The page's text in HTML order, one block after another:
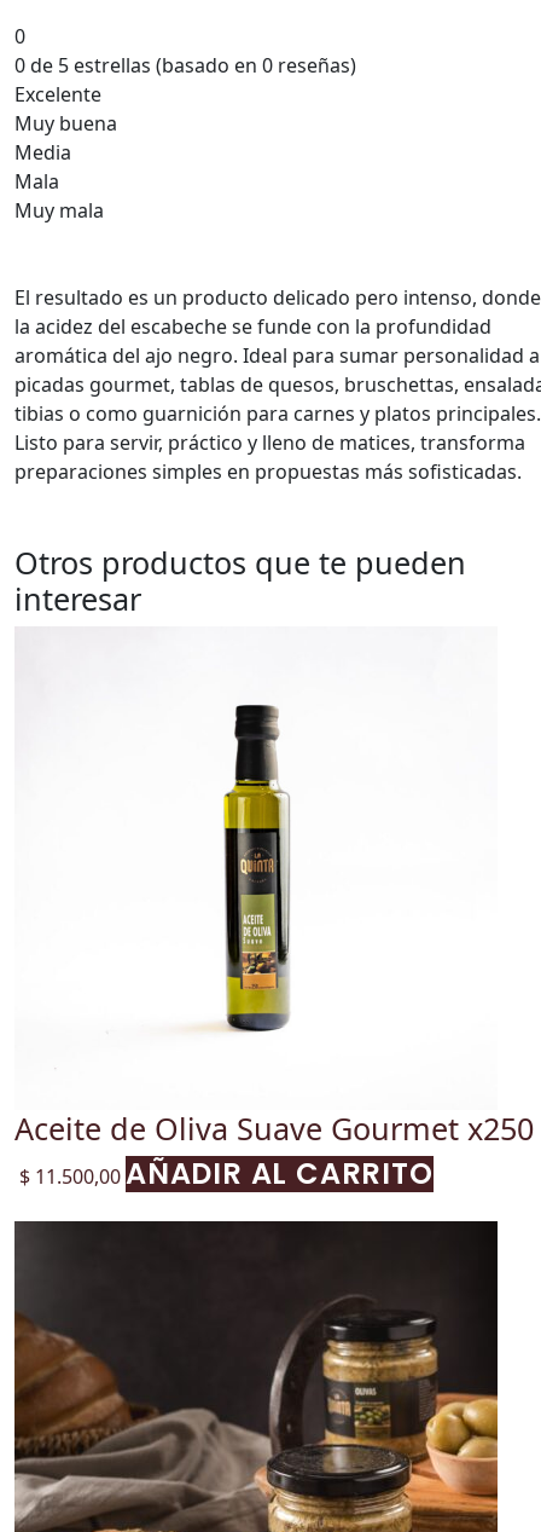
0
0 de 5 estrellas (basado en 0 reseñas)
Excelente
Muy buena
Media
Mala
Muy mala
El resultado es un producto delicado pero intenso, donde
la acidez del escabeche se funde con la profundidad
aromática del ajo negro. Ideal para sumar personalidad a
picadas gourmet, tablas de quesos, bruschettas,
tibias o como guarnición para carnes y platos principales.
Listo para servir, práctico y lleno de matices, transforma
preparaciones simples en propuestas más sofisticadas.
Otros productos que te pueden
interesar
Aceite de Oliva Suave Gourmet x250
$ 11.500,00AÑADIR AL CARRITO